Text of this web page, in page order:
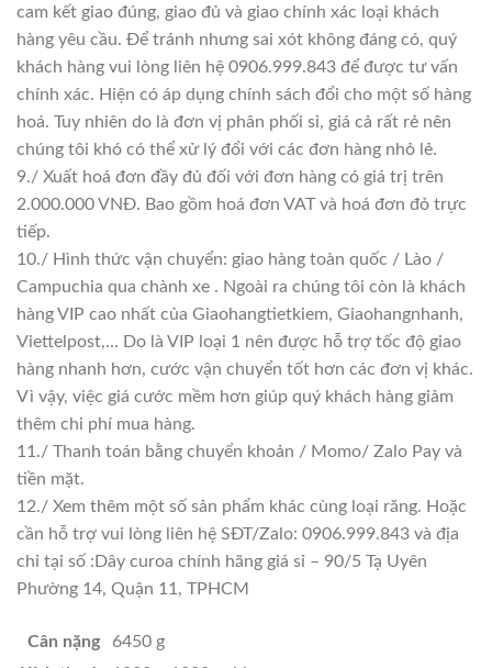
cam kết giao đúng, giao đủ và giao chính xác loại khách
hàng yêu cầu. Để tránh nhưng sai xót không đáng có, quý
khách hàng vui lòng liên hệ 0906.999.843 để được tư vấn
chính xác. Hiện có áp dụng chính sách đổi cho một số hàng
hoá. Tuy nhiên do là đơn vị phân phối sỉ, giá cả rất rẻ nên
chúng tôi khó có thể xử lý đổi với các đơn hàng nhỏ lẻ.
9./ Xuất hoá đơn đầy đủ đối với đơn hàng có giá trị trên
2.000.000 VNĐ. Bao gồm hoá đơn VAT và hoá đơn đỏ trực
tiếp.
10./ Hình thức vận chuyển: giao hàng toàn quốc / Lào /
Campuchia qua chành xe . Ngoài ra chúng tôi còn là khách
hàng VIP cao nhất của Giaohangtietkiem, Giaohangnhanh,
Viettelpost,… Do là VIP loại 1 nên được hỗ trợ tốc độ giao
hàng nhanh hơn, cước vận chuyển tốt hơn các đơn vị khác.
Vì vậy, việc giá cước mềm hơn giúp quý khách hàng giảm
thêm chi phí mua hàng.
11./ Thanh toán bằng chuyển khoản / Momo/ Zalo Pay và
tiền mặt.
12./ Xem thêm một số sản phẩm khác cùng loại răng. Hoặc
cần hỗ trợ vui lòng liên hệ SĐT/Zalo: 0906.999.843 và địa
chỉ tại số :Dây curoa chính hãng giá sỉ – 90/5 Tạ Uyên
Phường 14, Quận 11, TPHCM
Cân nặng
6450 g